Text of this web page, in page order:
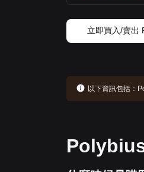
立即買入/賣出
以下資訊包括：